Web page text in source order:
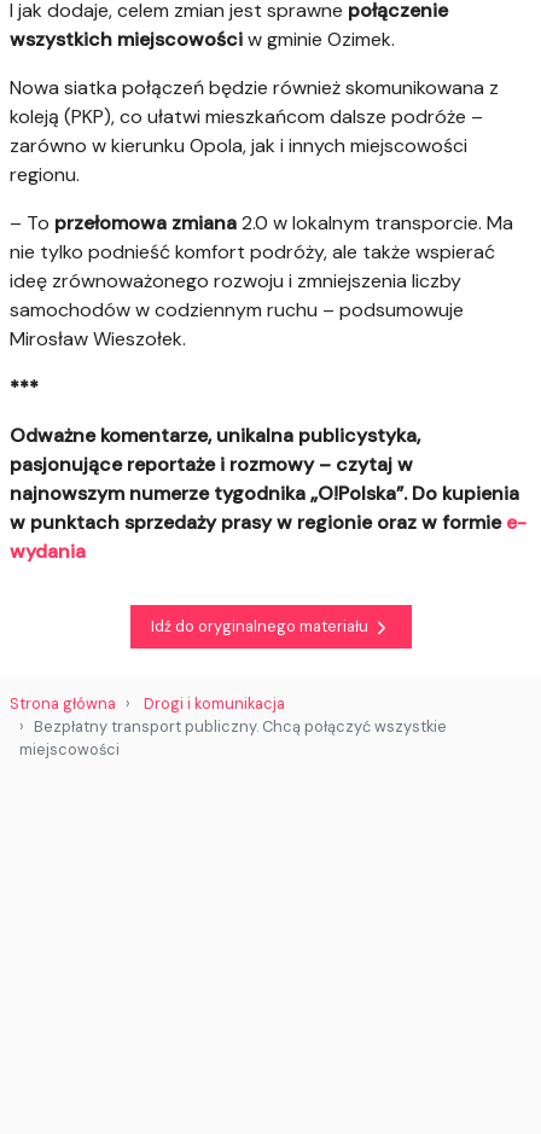
I jak dodaje, celem zmian jest sprawne połączenie
wszystkich miejscowościw gminie Ozimek.
Nowa siatka połączeń będzie również skomunikowana z
koleją (PKP), co ułatwi mieszkańcom dalsze podróże –
zarówno w kierunku Opola, jak i innych miejscowości
regionu.
– To przełomowa zmiana2.0 w lokalnym transporcie. Ma
nie tylko podnieść komfort podróży, ale także wspierać
ideę zrównoważonego rozwoju i zmniejszenia liczby
samochodów w codziennym ruchu – podsumowuje
Mirosław Wieszołek.
***
Odważne komentarze, unikalna publicystyka,
pasjonujące reportaże i rozmowy – czytaj w
najnowszym numerze tygodnika „O!Polska”. Do kupienia
w punktach sprzedaży prasy w regionie oraz w formiee-
wydania
Idź do oryginalnego materiału
Strona główna
Drogi i komunikacja
Bezpłatny transport publiczny. Chcą połączyć wszystkie
miejscowości